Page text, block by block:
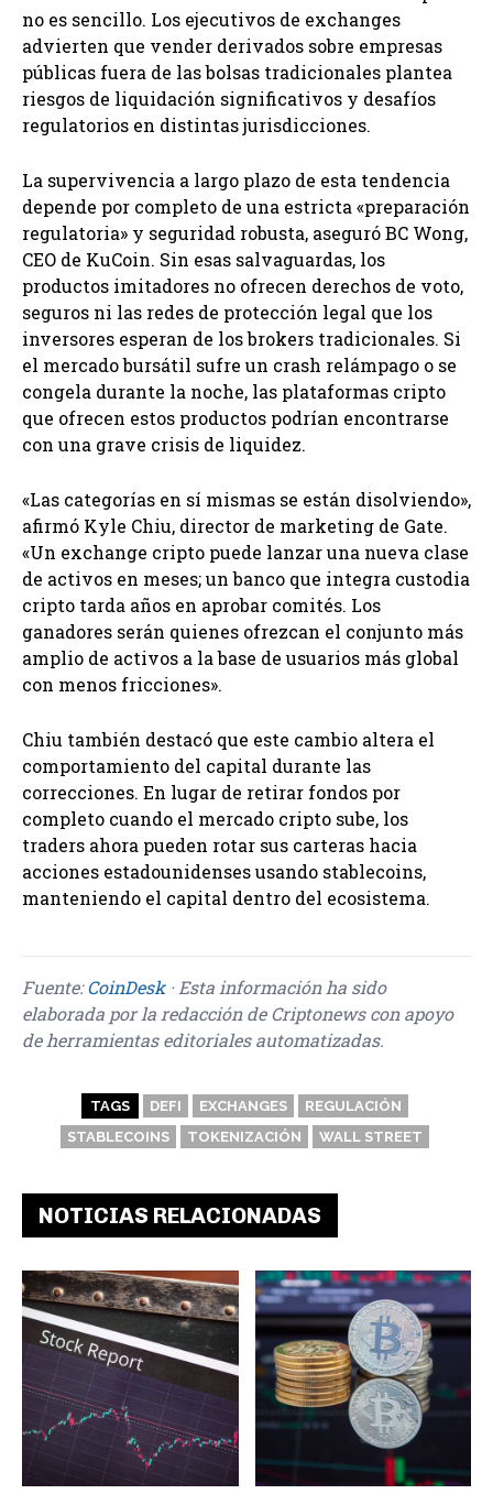
no es sencillo. Los ejecutivos de exchanges
advierten que vender derivados sobre empresas
públicas fuera de las bolsas tradicionales plantea
riesgos de liquidación significativos y desafíos
regulatorios en distintas jurisdicciones.
La supervivencia a largo plazo de esta tendencia
depende por completo de una estricta «preparación
regulatoria» y seguridad robusta, aseguró BC Wong,
CEO de KuCoin. Sin esas salvaguardas, los
productos imitadores no ofrecen derechos de voto,
seguros ni las redes de protección legal que los
inversores esperan de los brokers tradicionales. Si
el mercado bursátil sufre un crash relámpago o se
congela durante la noche, las plataformas cripto
que ofrecen estos productos podrían encontrarse
con una grave crisis de liquidez.
«Las categorías en sí mismas se están disolviendo»,
afirmó Kyle Chiu, director de marketing de Gate.
«Un exchange cripto puede lanzar una nueva clase
de activos en meses; un banco que integra custodia
cripto tarda años en aprobar comités. Los
ganadores serán quienes ofrezcan el conjunto más
amplio de activos a la base de usuarios más global
con menos fricciones».
Chiu también destacó que este cambio altera el
comportamiento del capital durante las
correcciones. En lugar de retirar fondos por
completo cuando el mercado cripto sube, los
traders ahora pueden rotar sus carteras hacia
acciones estadounidenses usando stablecoins,
manteniendo el capital dentro del ecosistema.
Fuente:CoinDesk· Esta información ha sido
elaborada por la redacción de Criptonews con apoyo
de herramientas editoriales automatizadas.
TAGS DEFI EXCHANGES
REGULACIÓN
STABLECOINS
TOKENIZACIÓN WALL STREET
NOTICIAS RELACIONADAS